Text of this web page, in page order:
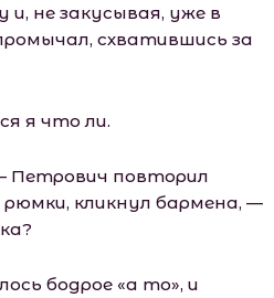
не закусывая, уже в
схватившись за
я что ли.
Петрович повторил
кликнул бармена, —
бодрое «а то», и